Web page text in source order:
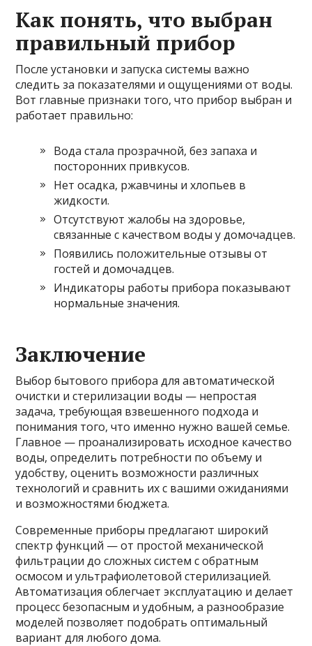
Как понять, что выбран
правильный прибор
После установки и запуска системы важно
следить за показателями и ощущениями от воды.
Вот главные признаки того, что прибор выбран и
работает правильно:
Вода стала прозрачной, без запаха и
посторонних привкусов.
Нет осадка, ржавчины и хлопьев в
жидкости.
Отсутствуют жалобы на здоровье,
связанные с качеством воды у домочадцев.
Появились положительные отзывы от
гостей и домочадцев.
Индикаторы работы прибора показывают
нормальные значения.
Заключение
Выбор бытового прибора для автоматической
очистки и стерилизации воды — непростая
задача, требующая взвешенного подхода и
понимания того, что именно нужно вашей семье.
Главное — проанализировать исходное качество
воды, определить потребности по объему и
удобству, оценить возможности различных
технологий и сравнить их с вашими ожиданиями
и возможностями бюджета.
Современные приборы предлагают широкий
спектр функций — от простой механической
фильтрации до сложных систем с обратным
осмосом и ультрафиолетовой стерилизацией.
Автоматизация облегчает эксплуатацию и делает
процесс безопасным и удобным, а разнообразие
моделей позволяет подобрать оптимальный
вариант для любого дома.